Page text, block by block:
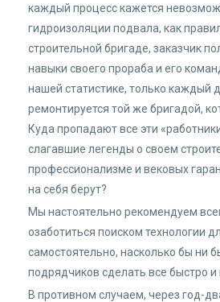
каждый процесс кажется
гидроизоляции подвала, как
строительной бригаде, заказчик
навыки своего прораба и его
нашей статистике, только каждый
ремонтируется той же бригадой,
Куда пропадают все эти
слагавшие легенды о своем
профессионализме и вековых
на себя берут?
Мы настоятельно рекомендуем
озаботиться поиском технологии
самостоятельно, насколько бы ни
подрядчиков сделать все быстро и
В противном случаем, через год-